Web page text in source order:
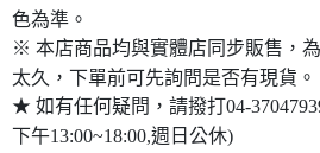
色為準。
※ 本店商品均與實體店同步販售，
太久，下單前可先詢問是否有現貨。
★ 如有任何疑問，請撥打04-
下午13:00~18:00,週日公休)